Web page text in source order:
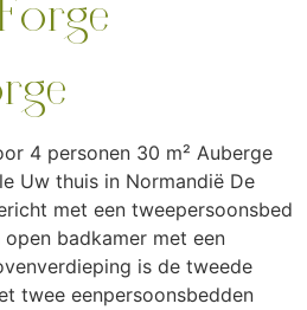
4 personen 30 m² Auberge
Uw thuis in Normandië De
met een tweepersoonsbed
badkamer met een
is de tweede
twee eenpersoonsbedden